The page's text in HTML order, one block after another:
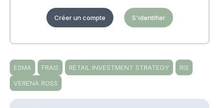
Créer un compte S'identifier
ESMA FRAIS RETAIL INVESTMENT STRATEGY
RIS
VERENA ROSS